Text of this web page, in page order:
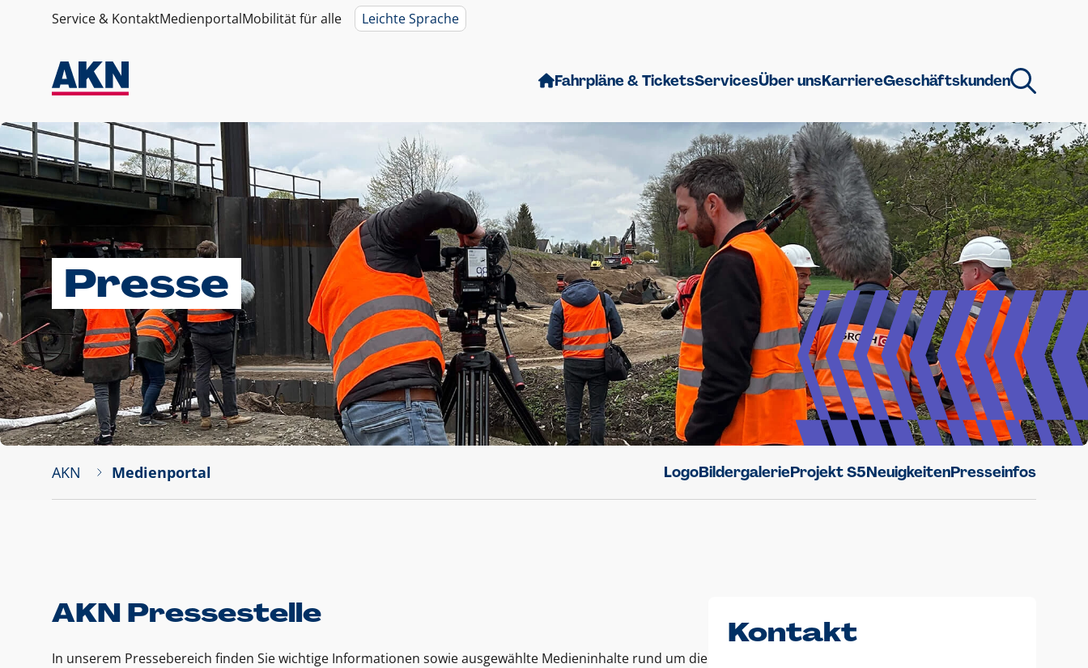
Service & KontaktMedienportalMobilität für alle Leichte Sprache
Fahrpläne & TicketsServicesÜber unsKarriereGeschäftskunden
Presse
AKN Medienportal LogoBildergalerieProjekt S5NeuigkeitenPresseinfos
AKN Pressestelle
In unserem Pressebereich finden Sie wichtige Informationen sowie ausgewählte Medieninhalte rund um die
Kontakt